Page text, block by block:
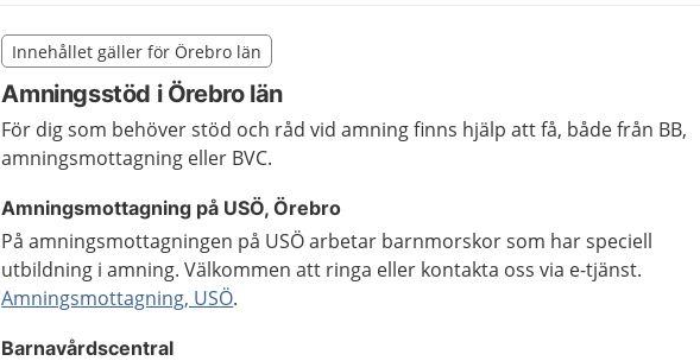
Nedan innehåll gäller region Örebro län
Innehållet gäller för Örebro län
Amningsstöd i Örebro län
För dig som behöver stöd och råd vid amning finns hjälp att få, både från BB,
amningsmottagning eller BVC.
Amningsmottagning på USÖ, Örebro
På amningsmottagningen på USÖ arbetar barnmorskor som har speciell
utbildning i amning. Välkommen att ringa eller kontakta oss via e-tjänst.
Amningsmottagning, USÖ.
Barnavårdscentral
Slut på det regionala tillägget från region Örebro län